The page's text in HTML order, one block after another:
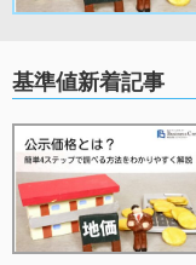
基準値新着記事